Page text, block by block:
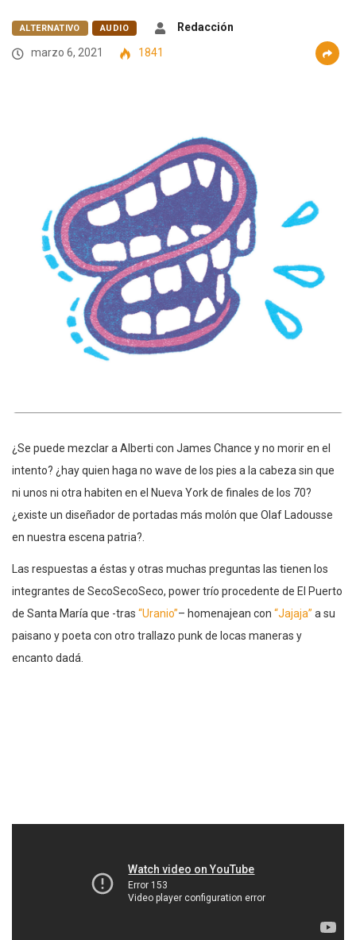
ALTERNATIVO AUDIO
Redacción
marzo 6, 2021
1841
¿Se puede mezclar a Alberti con James Chance y no morir en el
intento? ¿hay quien haga no wave de los pies a la cabeza sin que
ni unos ni otra habiten en el Nueva York de finales de los 70?
¿existe un diseñador de portadas más molón que Olaf Ladousse
en nuestra escena patria?.
Las respuestas a éstas y otras muchas preguntas las tienen los
integrantes de SecoSecoSeco, power trío procedente de El Puerto
de Santa María que -tras “Uranio”– homenajean con “Jajaja” a su
paisano y poeta con otro trallazo punk de locas maneras y
encanto dadá.